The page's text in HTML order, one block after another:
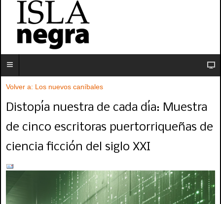
Volver a: Los nuevos caníbales
Distopía nuestra de cada día: Muestra
de cinco escritoras puertorriqueñas de
ciencia ficción del siglo XXI